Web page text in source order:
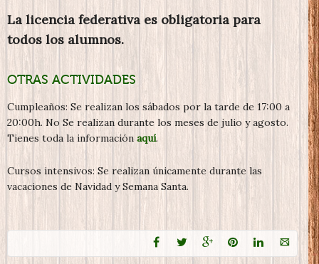
La licencia federativa es obligatoria para
todos los alumnos.
OTRAS ACTIVIDADES
Cumpleaños: Se realizan los sábados por la tarde de 17:00 a
20:00h. No Se realizan durante los meses de julio y agosto.
Tienes toda la información aquí.
Cursos intensivos: Se realizan únicamente durante las
vacaciones de Navidad y Semana Santa.